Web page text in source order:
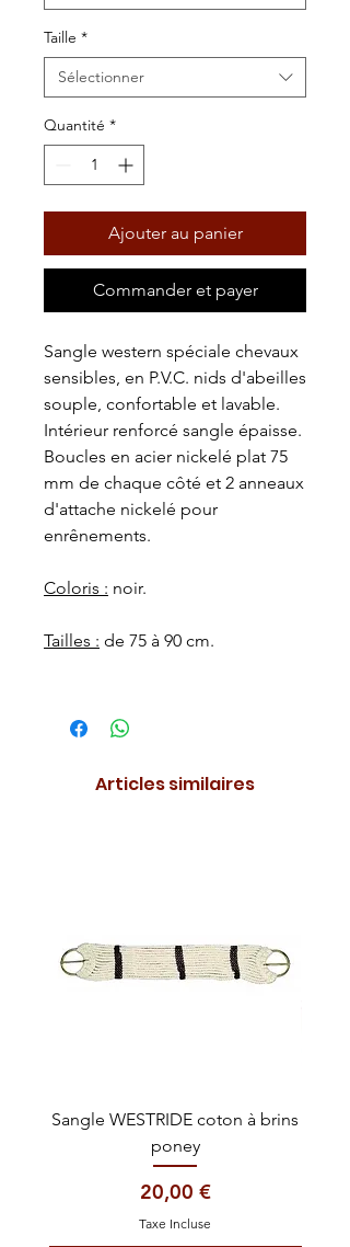
Taille *
Sélectionner
Quantité *
Ajouter au panier
Commander et payer
Sangle western spéciale chevaux
sensibles, en P.V.C. nids d'abeilles
souple, confortable et lavable.
Intérieur renforcé sangle épaisse.
Boucles en acier nickelé plat 75
mm de chaque côté et 2 anneaux
d'attache nickelé pour
enrênements.
Coloris : noir.
Tailles : de 75 à 90 cm.
Articles similaires
Sangle WESTRIDE coton à brins
poney
Prix
20,00 €
Taxe Incluse